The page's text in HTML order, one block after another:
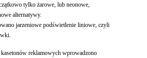
tylko żarowe, lub neonowe,
alternatywy.
jarzeniowe podświetlenie liniowe, czyli
reklamowych wprowadzono